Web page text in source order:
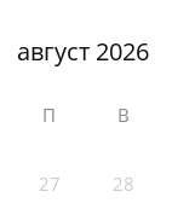
П В
27 28